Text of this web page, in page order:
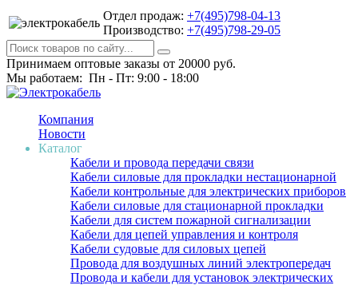
Отдел продаж: +7(495)798-04-13
Производство: +7(495)798-29-05
Принимаем оптовые заказы от 20000 руб.
Мы работаем: Пн - Пт: 9:00 - 18:00
Компания
Новости
Каталог
Кабели и провода передачи связи
Кабели силовые для прокладки нестационарной
Кабели контрольные для электрических приборов
Кабели силовые для стационарной прокладки
Кабели для систем пожарной сигнализации
Кабели для цепей управления и контроля
Кабели судовые для силовых цепей
Провода для воздушных линий электропередач
Провода и кабели для установок электрических